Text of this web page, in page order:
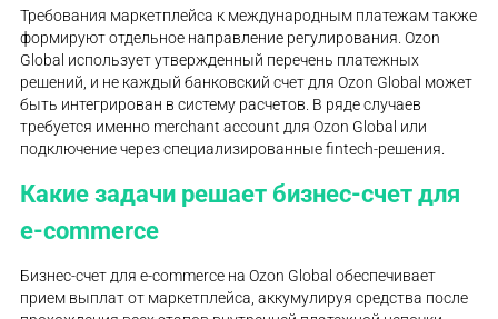
Требования маркетплейса к международным платежам также
формируют отдельное направление регулирования. Ozon
Global использует утвержденный перечень платежных
решений, и не каждый банковский счет для Ozon Global может
быть интегрирован в систему расчетов. В ряде случаев
требуется именно merchant account для Ozon Global или
подключение через специализированные fintech-решения.
Какие задачи решает бизнес-счет для
e-commerce
Бизнес-счет для e-commerce на Ozon Global обеспечивает
прием выплат от маркетплейса, аккумулируя средства после